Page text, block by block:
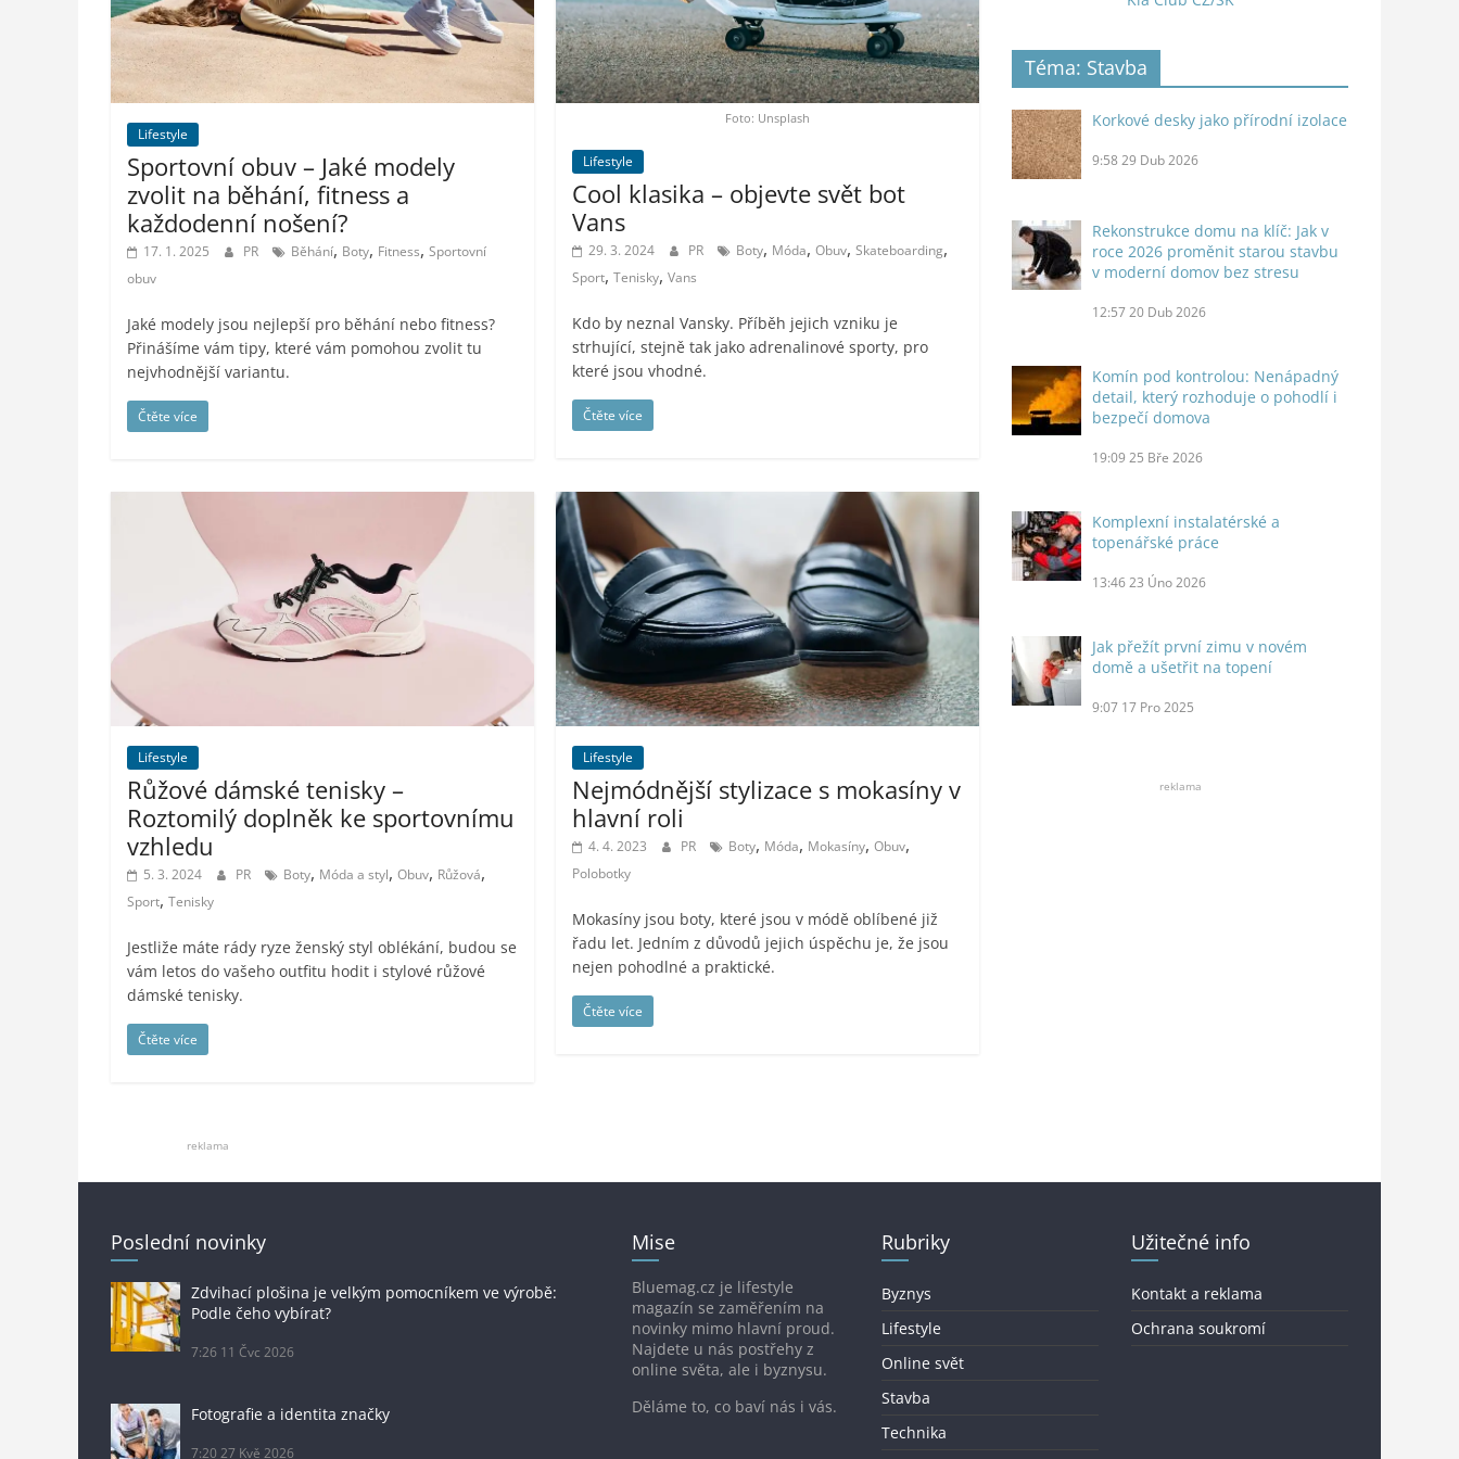
styl,
auto-
moto,
vesmír
Lifestyle
Sportovní obuv – Jaké modely
zvolit na běhání, fitness a
každodenní nošení?
17. 1. 2025 PR Běhání, Boty, Fitness, Sportovní
obuv
Jaké modely jsou nejlepší pro běhání nebo fitness?
Přinášíme vám tipy, které vám pomohou zvolit tu
nejvhodnější variantu.
Čtěte více
Foto: Unsplash
Lifestyle
Cool klasika – objevte svět bot
Vans
29. 3. 2024 PR Boty, Móda,Obuv,Skateboarding,
Sport,Tenisky,Vans
Kdo by neznal Vansky. Příběh jejich vzniku je
strhující, stejně tak jako adrenalinové sporty, pro
které jsou vhodné.
Čtěte více
Lifestyle
Růžové dámské tenisky –
Roztomilý doplněk ke sportovnímu
vzhledu
5. 3. 2024 PR Boty, Móda a styl, Obuv, Růžová,
Sport, Tenisky
Jestliže máte rády ryze ženský styl oblékání, budou se
vám letos do vašeho outfitu hodit i stylové růžové
dámské tenisky.
Čtěte více
Lifestyle
Nejmódnější stylizace s mokasíny v
hlavní roli
4. 4. 2023 PR Boty, Móda, Mokasíny,Obuv,
Polobotky
Mokasíny jsou boty, které jsou v módě oblíbené již
řadu let. Jedním z důvodů jejich úspěchu je, že jsou
nejen pohodlné a praktické.
Čtěte více
Téma: Stavba
Korkové desky jako přírodní izolace
9:58 29 Dub 2026
Rekonstrukce domu na klíč: Jak v
roce 2026 proměnit starou stavbu
v moderní domov bez stresu
12:57 20 Dub 2026
Komín pod kontrolou: Nenápadný
detail, který rozhoduje o pohodlí i
bezpečí domova
19:09 25 Bře 2026
Komplexní instalatérské a
topenářské práce
13:46 23 Úno 2026
Jak přežít první zimu v novém
domě a ušetřit na topení
9:07 17 Pro 2025
reklama
reklama
Poslední novinky
Zdvihací plošina je velkým pomocníkem ve výrobě:
Podle čeho vybírat?
7:26 11 Čvc 2026
Fotografie a identita značky
7:20 27 Kvě 2026
Mise
Bluemag.cz je lifestyle
magazín se zaměřením na
novinky mimo hlavní proud.
Najdete u nás postřehy z
online světa, ale i byznysu.
Děláme to, co baví nás i vás.
Rubriky
Byznys
Lifestyle
Online svět
Stavba
Technika
Užitečné info
Kontakt a reklama
Ochrana soukromí